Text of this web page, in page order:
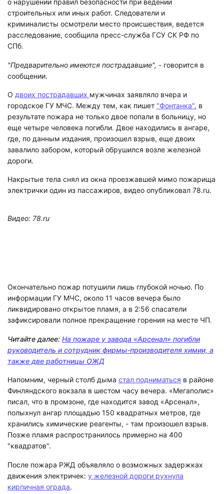
о нарушении правил безопасности при ведении
строительных или иных работ. Следователи и
криминалисты осмотрели место происшествия, ведется
расследование, сообщила пресс-служба ГСУ СК РФ по
СПб.
"Предварительно имеются пострадавшие", - говорится в
сообщении.
О двоих пострадавших мужчинах заявляло вчера и
городское ГУ МЧС. Между тем, как пишет "Фонтанка", в
результате пожара не только двое попали в больницу, но
еще четыре человека погибли. Двое находились в ангаре,
где, по данным издания, произошел взрыв, еще двоих
завалило забором, который обрушился возле железной
дороги.
Накрытые тела снял из окна проезжавшей мимо пожарища
электрички один из пассажиров, видео опубликовал 78.ru.
Видео: 78.ru
Окончательно пожар потушили лишь глубокой ночью. По
информации ГУ МЧС, около 11 часов вечера было
ликвидировано открытое пламя, а в 2:56 спасатели
зафиксировали полное прекращение горения на месте ЧП.
Читайте далее: На пожаре у завода «Арсенал» погибли
руководитель и сотрудник фирмы-производителя химии, а
также две работницы ОЖД
Напомним, черный столб дыма стал подниматься в районе
Финляндского вокзала в шестом часу вечера. «Мегаполис»
писал, что в промзоне, где находится завод «Арсенал»,
полыхнул ангар площадью 150 квадратных метров, где
хранились химические реагенты, - там произошел взрыв.
Позже пламя распространилось примерно на 400
"квадратов".
После пожара РЖД объявляло о возможных задержках
движения электричек: у железной дороги рухнула
кирпичная ограда.